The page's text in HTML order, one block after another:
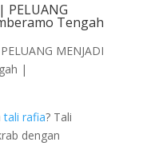
PELUANG
Tengah
tali rafia? Tali
dengan